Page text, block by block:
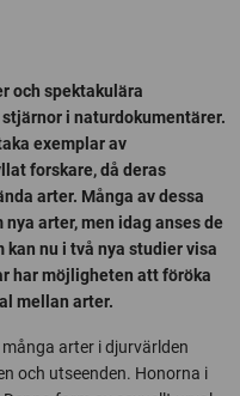
och spektakulära
i naturdokumentärer.
exemplar av
forskare, då deras
arter. Många av dessa
arter, men idag anses de
nu i två nya studier visa
har möjligheten att föröka
mellan arter.
arter i djurvärlden
och utseenden. Honorna i